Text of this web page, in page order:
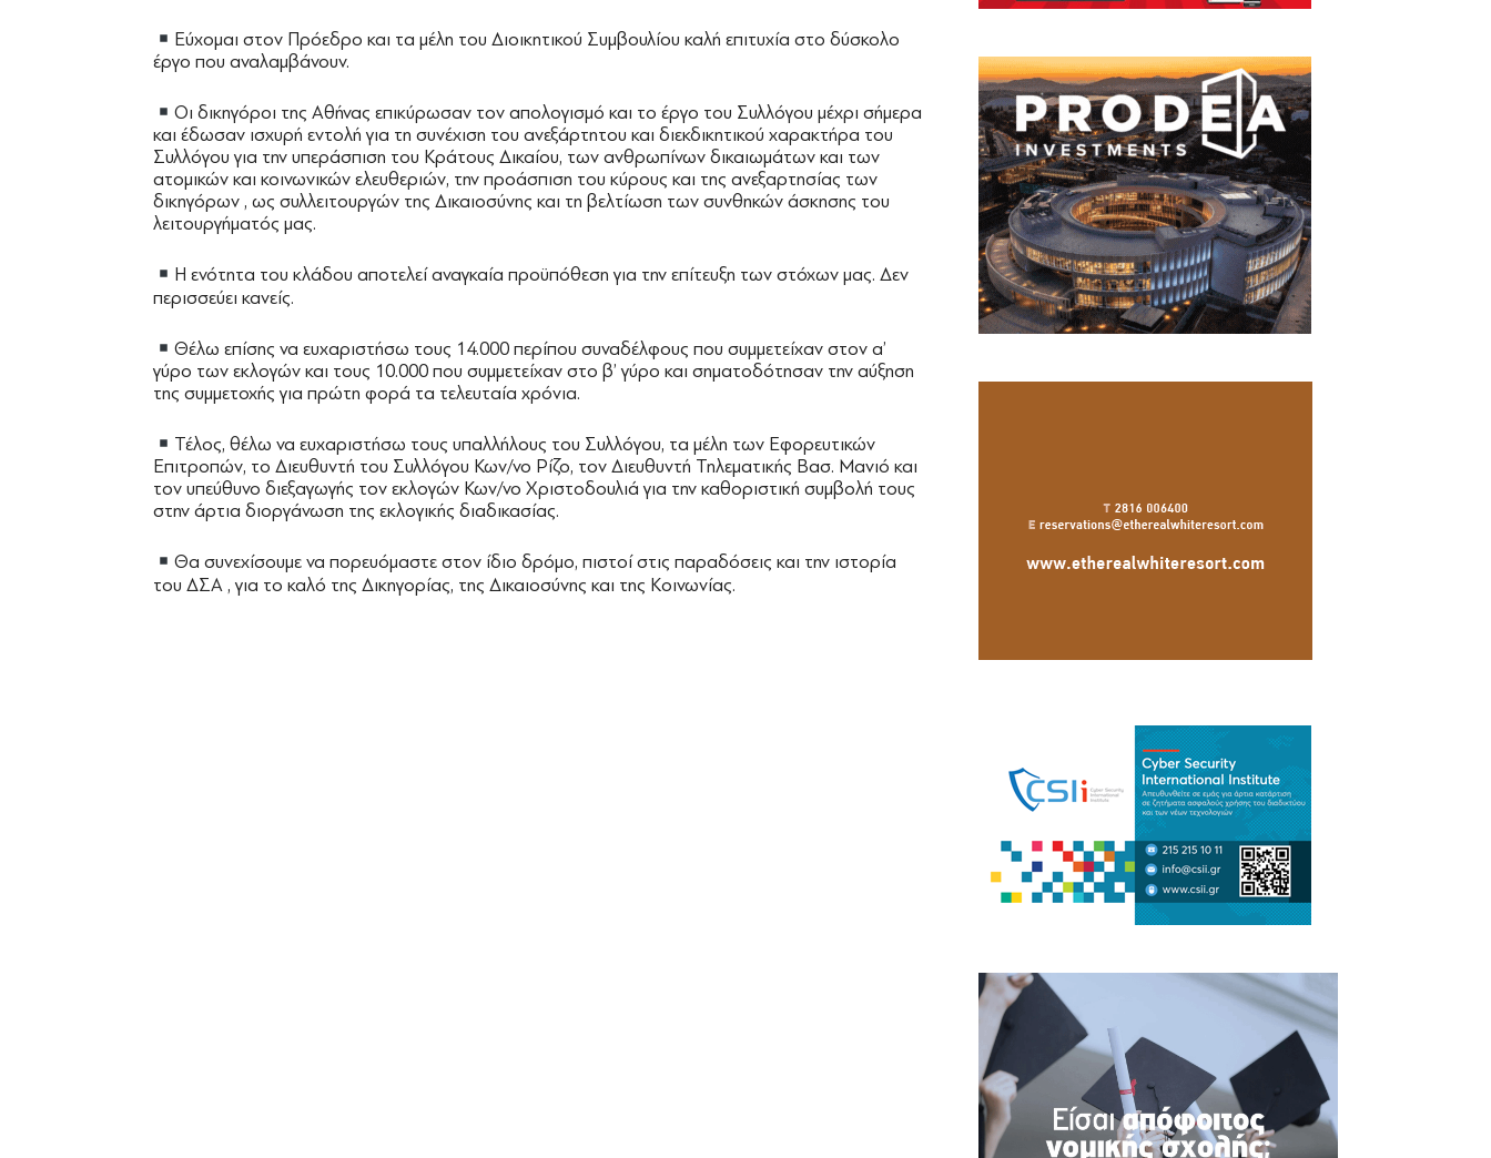
Εύχομαι στον Πρόεδρο και τα μέλη του Διοικητικού Συμβουλίου καλή επιτυχία στο δύσκολο
έργο που αναλαμβάνουν.
Οι δικηγόροι της Αθήνας επικύρωσαν τον απολογισμό και το έργο του Συλλόγου μέχρι σήμερα
και έδωσαν ισχυρή εντολή για τη συνέχιση του ανεξάρτητου και διεκδικητικού χαρακτήρα του
Συλλόγου για την υπεράσπιση του Κράτους Δικαίου, των ανθρωπίνων δικαιωμάτων και των
ατομικών και κοινωνικών ελευθεριών, την προάσπιση του κύρους και της ανεξαρτησίας των
δικηγόρων , ως συλλειτουργών της Δικαιοσύνης και τη βελτίωση των συνθηκών άσκησης του
λειτουργήματός μας.
Η ενότητα του κλάδου αποτελεί αναγκαία προϋπόθεση για την επίτευξη των στόχων μας. Δεν
περισσεύει κανείς.
Θέλω επίσης να ευχαριστήσω τους 14.000 περίπου συναδέλφους που συμμετείχαν στον α’
γύρο των εκλογών και τους 10.000 που συμμετείχαν στο β’ γύρο και σηματοδότησαν την αύξηση
της συμμετοχής για πρώτη φορά τα τελευταία χρόνια.
Τέλος, θέλω να ευχαριστήσω τους υπαλλήλους του Συλλόγου, τα μέλη των Εφορευτικών
Επιτροπών, το Διευθυντή του Συλλόγου Κων/νο Ρίζο, τον Διευθυντή Τηλεματικής Βασ. Μανιό και
τον υπεύθυνο διεξαγωγής τον εκλογών Κων/νο Χριστοδουλιά για την καθοριστική συμβολή τους
στην άρτια διοργάνωση της εκλογικής διαδικασίας.
Θα συνεχίσουμε να πορευόμαστε στον ίδιο δρόμο, πιστοί στις παραδόσεις και την ιστορία
του ΔΣΑ , για το καλό της Δικηγορίας, της Δικαιοσύνης και της Κοινωνίας.